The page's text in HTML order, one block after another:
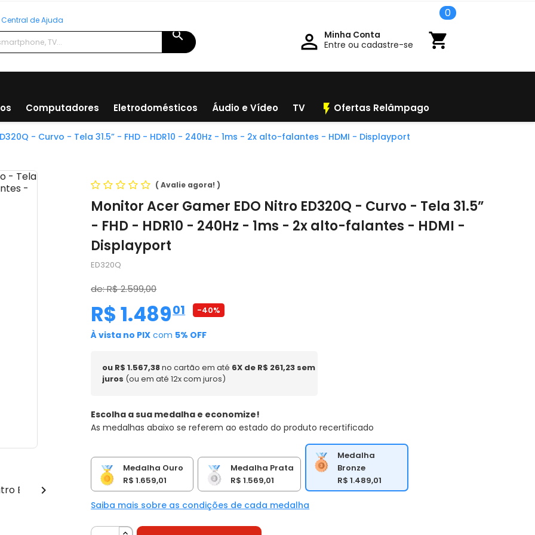
Central de Ajuda
search  Minha Conta
Entre ou cadastre-se
shopping_cart
0
Computadores Eletrodomésticos Áudio e Vídeo TV flash_on Ofertas Relâmpago
- Curvo - Tela 31.5” - FHD - HDR10 - 240Hz - 1ms - 2x alto-falantes - HDMI - Displayport

(Avalie agora!)
Monitor Acer Gamer EDO Nitro ED320Q - Curvo - Tela 31.5”
- FHD - HDR10 - 240Hz - 1ms - 2x alto-falantes - HDMI -
Displayport
ED320Q
de: R$ 2.599,00
R$ 1.489,
01 -40%
À vista no PIX com 5% OFF
ou R$ 1.567,38no cartão em até 6X de R$ 261,23 sem
juros (ou em até 12x com juros)
Escolha a sua medalha e economize!
As medalhas abaixo se referem ao estado do produto recertificado
Medalha Ouro
R$ 1.659,01
Medalha Prata
R$ 1.569,01
Medalha
Bronze
R$ 1.489,01
Saiba mais sobre as condições de cada medalha